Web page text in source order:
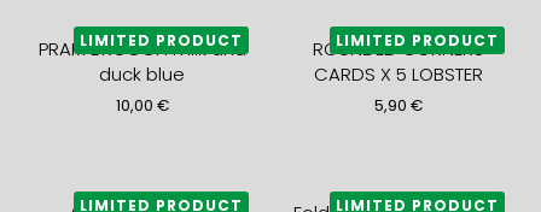
PRAM BROOCH milk and
duck blue
10,00 €
LIMITED PRODUCT
ROUNDED CORNERS
CARDS X 5 LOBSTER
5,90€
LIMITED PRODUCT
LIMITED PRODUCT LIMITED PRODUCT